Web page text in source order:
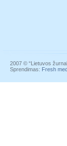
2007 © “Lietuvos
Sprendimas: Fresh